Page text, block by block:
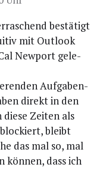
bestä­tigt
mit Out­look
New­port gele­
Auf­ga­ben­
direkt in den
Zei­ten als
bleibt
das mal so, mal
kön­nen, dass ich